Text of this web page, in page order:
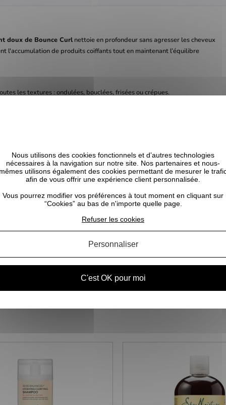
doux de Bounce Curl nettoie en profondeur sans agresser les cheveux
l'accumulation de produits coiffants tout en maintenant l’équilibre
les textures : ondulées, bouclées, frisées ou crépues.
de sébum sans décaper.
les plus délicats.
pour une meilleure absorption.
utilisé avec les autres produits Bounce Curl.
à un parfum végétal tonique et revigorant.
chevelu, éliminent les impuretés et stimulent la régénération.
le cuir chevelu.
la souplesse et limite la casse.
Nous utilisons des cookies fonctionnels et d’autres technologies
nécessaires à la navigation sur notre site. Nos partenaires et nous-
mêmes utilisons également des cookies permettant de mesurer le
afin de vous offrir une expérience client personnalisée.
Vous pourrez modifier vos préférences à tout moment en cliquant sur
“Cookies” au bas de n'importe quelle page.
C'est OK pour moi
Refuser les cookies
Personnaliser